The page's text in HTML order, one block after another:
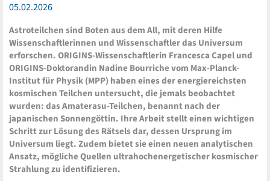
05.02.2026
Astroteilchen sind Boten aus dem All, mit deren Hilfe
Wissenschaftlerinnen und Wissenschaftler das Universum
erforschen. ORIGINS-Wissenschaftlerin Francesca Capel und
ORIGINS-Doktorandin Nadine Bourriche vom Max-Planck-
Institut für Physik (MPP) haben eines der energiereichsten
kosmischen Teilchen untersucht, die jemals beobachtet
wurden: das Amaterasu-Teilchen, benannt nach der
japanischen Sonnengöttin. Ihre Arbeit stellt einen wichtigen
Schritt zur Lösung des Rätsels dar, dessen Ursprung im
Universum liegt. Zudem bietet sie einen neuen analytischen
Ansatz, mögliche Quellen ultrahochenergetischer kosmischer
Strahlung zu identifizieren.